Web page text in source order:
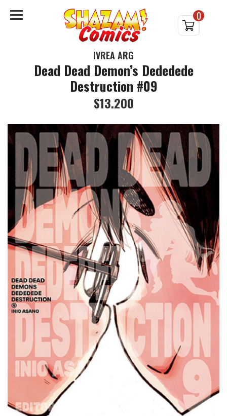
0
IVREA ARG
Dead Dead Demon’s Dededede
Destruction #09
$13.200